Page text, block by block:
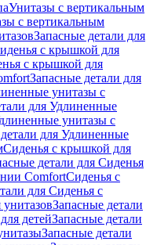
Унитазы с вертикальным
с вертикальным
Запасные детали для
с крышкой для
с крышкой для
Запасные детали для
унитазы с
для Удлиненные
унитазы с
для Удлиненные
Сиденья с крышкой для
детали для Сиденья
ComfortСиденья с
для Сиденья с
Запасные детали
детейЗапасные детали
Запасные детали